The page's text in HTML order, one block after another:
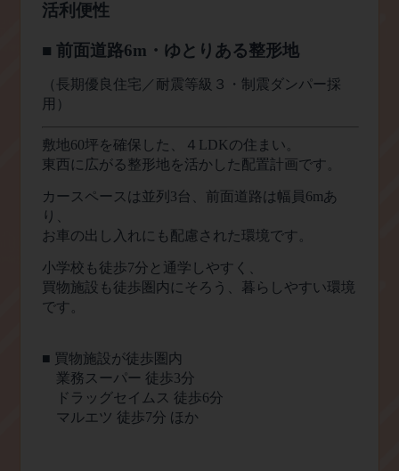
活利便性
■前面道路6m ・ゆとりある整形地
（長期優良住宅／耐震等級３・制震ダンパー採
用）
敷地60坪を確保した、４ LDKの住まい。
東西に広がる整形地を活かした配置計画です。
カースペースは並列 3台、前面道路は幅員6mあ
り、
お車の出し入れにも配慮された環境です。
小学校も徒歩7分と通学しやすく、
買物施設も徒歩圏内にそろう、暮らしやすい環境
です。
■ 買物施設が徒歩圏内
業務スーパー 徒歩3分
ドラッグセイムス 徒歩6分
マルエツ 徒歩7分 ほか